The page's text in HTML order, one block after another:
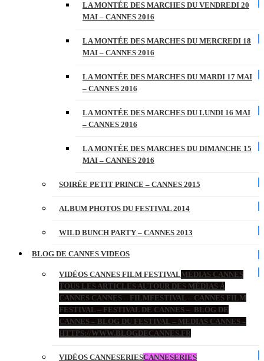
LA MONTÉE DES MARCHES DU VENDREDI 20
MAI – CANNES 2016
LA MONTÉE DES MARCHES DU MERCREDI 18
MAI – CANNES 2016
LA MONTÉE DES MARCHES DU MARDI 17 MAI
– CANNES 2016
LA MONTÉE DES MARCHES DU LUNDI 16 MAI
– CANNES 2016
LA MONTÉE DES MARCHES DU DIMANCHE 15
MAI – CANNES 2016
SOIRÉE PETIT PRINCE – CANNES 2015
ALBUM PHOTOS DU FESTIVAL 2014
WILD BUNCH PARTY – CANNES 2013
BLOG DE CANNES VIDEOS
VIDÉOS CANNES FILM FESTIVALMÉDIAS CANNES
TOUS LES ARTICLES AUTOUR DES MÉDIAS À
CANNES CANNES – FILMFESTIVAL – CANNES FILM
FESTIVAL – FESTIVAL DE CANNES – BLOG DE
CANNES – BLOG DU FESTIVAL – MEDIAS CANNES –
HTTPS://WWW.BLOGDECANNES.FR
VIDÉOS CANNESERIESCANNESERIES